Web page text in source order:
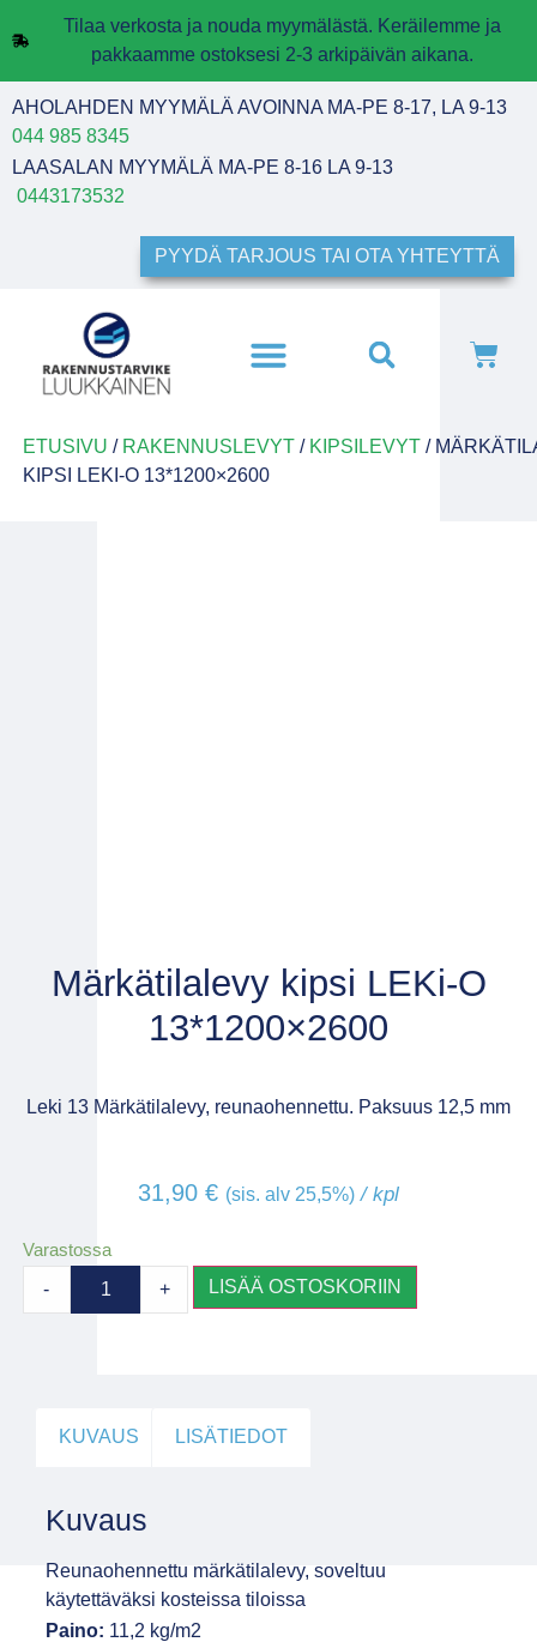
Tilaa verkosta ja nouda myymälästä. Keräilemme ja
pakkaamme ostoksesi 2-3 arkipäivän aikana.
AHOLAHDEN MYYMÄLÄ AVOINNA MA-PE 8-17, LA 9-13
044 985 8345
LAASALAN MYYMÄLÄ MA-PE 8-16 LA 9-13
0443173532
PYYDÄ TARJOUS TAI OTA YHTEYTTÄ
ETUSIVU / RAKENNUSLEVYT/ KIPSILEVYT/
KIPSI LEKI-O 13*1200×2600
Märkätilalevy kipsi LEKi-O
13*1200×2600
Leki 13 Märkätilalevy, reunaohennettu. Paksuus 12,5 mm
31,90 € (sis. alv 25,5%) / kpl
Varastossa
- + LISÄÄ OSTOSKORIIN
KUVAUS LISÄTIEDOT
Kuvaus
Reunaohennettu märkätilalevy, soveltuu
käytettäväksi kosteissa tiloissa
Paino: 11,2 kg/m2